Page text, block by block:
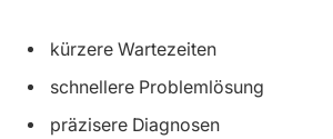
kürzere Wartezeiten
schnellere Problemlösung
präzisere Diagnosen